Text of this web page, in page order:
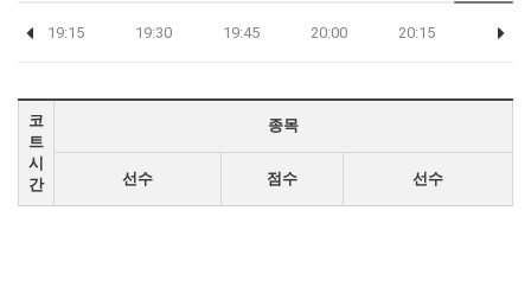
19:15 19:30 19:45 20:00 20:15
코
트
시
간
종목
선수 점수 선수